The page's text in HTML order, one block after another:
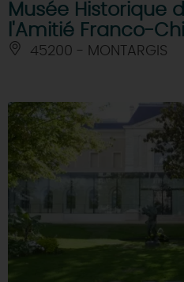
Musée Historique
l'Amitié Franco-
45200 - MONTARGIS